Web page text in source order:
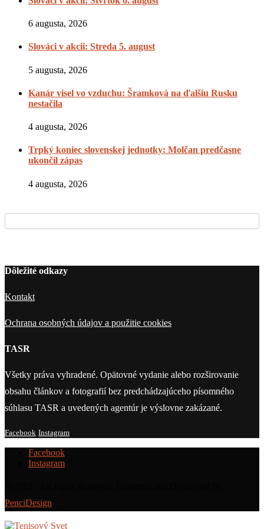
6 augusta, 2026
Slováci v akcii: Streda 5. august
5 augusta, 2026
Kanár visel vo vzduchu: Šramková na ďalšiu Rusku
nestačila
4 augusta, 2026
Trpký koniec slovenskej jednotky: Molčan predčasne
ukončil zápas
4 augusta, 2026
Dôležité odkazy
Kontakt
Ochrana osobných údajov a použitie cookies
TASR
Všetky práva vyhradené. Opätovné vydanie alebo rozširovanie
obsahu článkov a fotografií bez predchádzajúceho písomného
súhlasu TASR a uvedených agentúr je výslovne zakázané.
Facebook Instagram
Facebook
Instagram
PenciDesign